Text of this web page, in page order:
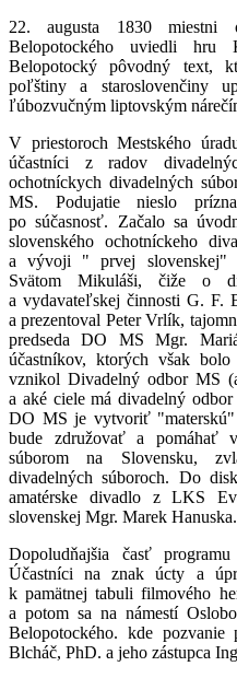
22. augusta 1830
Belopotockého uviedli hru
Belopotocký pôvodný text,
poľštiny a staroslovenčiny
ľúbozvučným liptovským
V priestoroch Mestského
účastníci z radov
ochotníckych divadelných
MS. Podujatie nieslo
po súčasnosť. Začalo sa
slovenského ochotníckeho
a vývoji " prvej slovenskej"
Svätom Mikuláši, čiže o
a vydavateľskej činnosti G. F.
a prezentoval Peter Vrlík,
predseda DO MS Mgr.
účastníkov, ktorých však
vznikol Divadelný odbor MS
a aké ciele má divadelný
DO MS je vytvoriť "materskú"
bude združovať a pomáhať
súborom na Slovensku,
divadelných súboroch. Do
amatérske divadlo z LKS
slovenskej Mgr. Marek Hanuska.
Dopoludňajšia časť
Účastníci na znak úcty a
k pamätnej tabuli filmového
a potom sa na námestí
Belopotockého. kde
Blcháč, PhD. a jeho zástupca